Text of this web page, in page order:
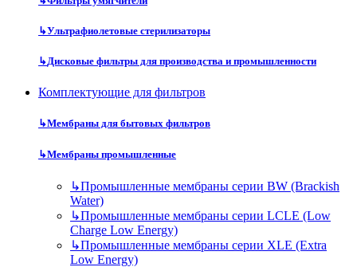
↳Ультрафиолетовые стерилизаторы
↳Дисковые фильтры для производства и промышленности
Комплектующие для фильтров
↳Мембраны для бытовых фильтров
↳Мембраны промышленные
↳Промышленные мембраны серии BW (Brackish
Water)
↳Промышленные мембраны серии LCLE (Low
Charge Low Energy)
↳Промышленные мембраны серии XLE (Extra
Low Energy)